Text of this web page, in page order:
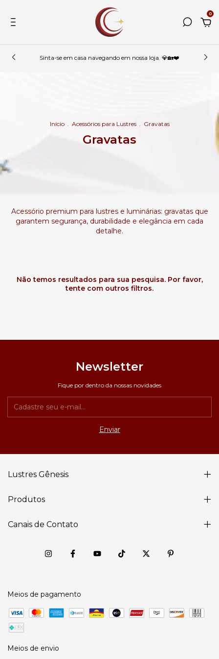
0
Sinta-se em casa navegando em nossa loja. 💎🏡❤️
Início . Acessórios para Lustres . Gravatas
Gravatas
Acessório premium para lustres e luminárias: gravatas que
garantem segurança, durabilidade e elegância em cada
detalhe.
Não temos resultados para sua pesquisa. Por favor,
tente com outros filtros.
Newsletter
Fique por dentro da nossas novidades
Lustres Gênesis
Produtos
Canais de Contato
Meios de pagamento
Meios de envio